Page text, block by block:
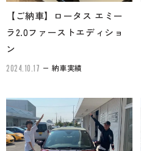
【ご納車】ロータス エミー
ラ2.0ファーストエディショ
ン
2024.10.17 納車実績